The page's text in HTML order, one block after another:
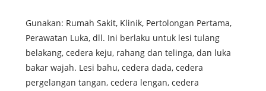
Gunakan: Rumah Sakit, Klinik, Pertolongan Pertama,
Perawatan Luka, dll. Ini berlaku untuk lesi tulang
belakang, cedera keju, rahang dan telinga, dan luka
bakar wajah. Lesi bahu, cedera dada, cedera
pergelangan tangan, cedera lengan, cedera